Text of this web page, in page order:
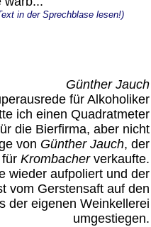
in der Sprechblase lesen!)
Günther Jauch
für Alkoholiker
ich einen Quadratmeter
die Bierfirma, aber nicht
von Günther Jauch, der
Krombacherverkaufte.
wieder aufpoliert und der
vom Gerstensaft auf den
der eigenen Weinkellerei
umgestiegen.